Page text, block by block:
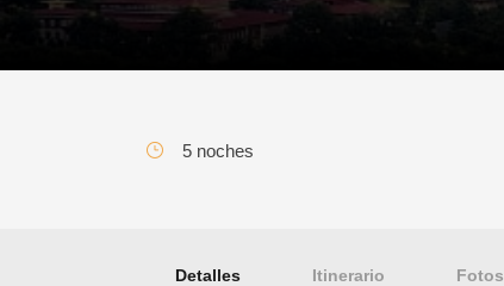
5 noches
Detalles Itinerario Fotos